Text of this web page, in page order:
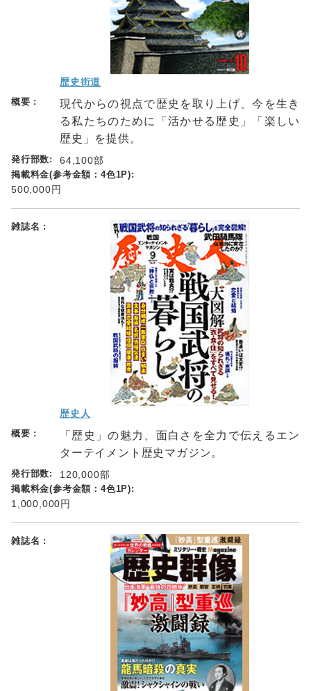
歴史街道
現代からの視点で歴史を取り上げ、今を生き
る私たちのために「活かせる歴史」「楽しい
歴史」を提供。
64,100部
500,000円
歴史人
「歴史」の魅力、面白さを全力で伝えるエン
ターテイメント歴史マガジン。
120,000部
1,000,000円